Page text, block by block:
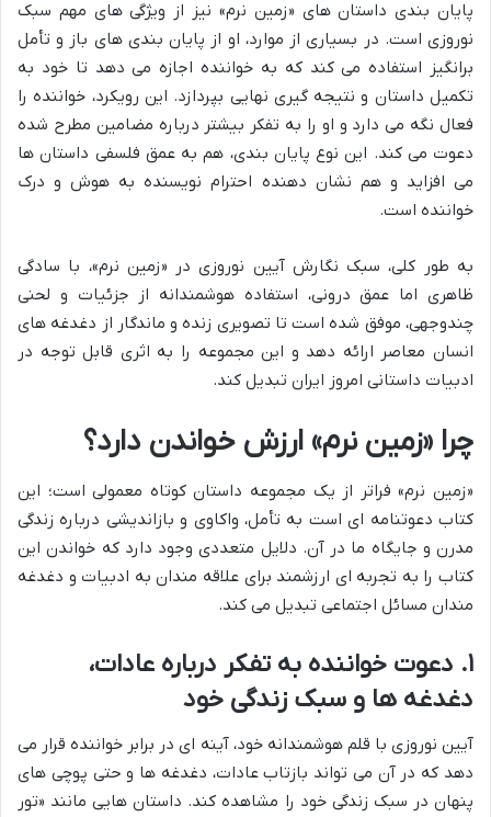
پایان بندی داستان های «زمین نرم» نیز از ویژگی های مهم سبک
نوروزی است. در بسیاری از موارد، او از پایان بندی های باز و تأمل
برانگیز استفاده می کند که به خواننده اجازه می دهد تا خود به
تکمیل داستان و نتیجه گیری نهایی بپردازد. این رویکرد، خواننده را
فعال نگه می دارد و او را به تفکر بیشتر درباره مضامین مطرح شده
دعوت می کند. این نوع پایان بندی، هم به عمق فلسفی داستان ها
می افزاید و هم نشان دهنده احترام نویسنده به هوش و درک
خواننده است.
به طور کلی، سبک نگارش آیین نوروزی در «زمین نرم»، با سادگی
ظاهری اما عمق درونی، استفاده هوشمندانه از جزئیات و لحنی
چندوجهی، موفق شده است تا تصویری زنده و ماندگار از دغدغه های
انسان معاصر ارائه دهد و این مجموعه را به اثری قابل توجه در
ادبیات داستانی امروز ایران تبدیل کند.
چرا «زمین نرم» ارزش خواندن دارد؟
«زمین نرم» فراتر از یک مجموعه داستان کوتاه معمولی است؛ این
کتاب دعوتنامه ای است به تأمل، واکاوی و بازاندیشی درباره زندگی
مدرن و جایگاه ما در آن. دلایل متعددی وجود دارد که خواندن این
کتاب را به تجربه ای ارزشمند برای علاقه مندان به ادبیات و دغدغه
مندان مسائل اجتماعی تبدیل می کند.
۱. دعوت خواننده به تفکر درباره عادات،
دغدغه ها و سبک زندگی خود
آیین نوروزی با قلم هوشمندانه خود، آینه ای در برابر خواننده قرار می
دهد که در آن می تواند بازتاب عادات، دغدغه ها و حتی پوچی های
پنهان در سبک زندگی خود را مشاهده کند. داستان هایی مانند «تور